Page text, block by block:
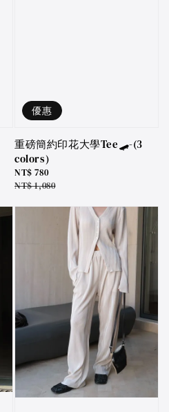
優惠
重磅簡約印花大學Tee🛹-(3
colors)
Sale
price
NT$ 780
Regular
NT$ 1,080